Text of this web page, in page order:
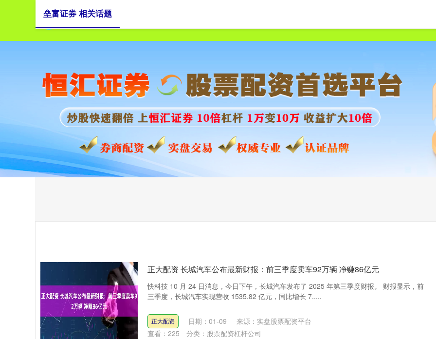
垒富证券 相关话题
正大配资 长城汽车公布最新财报：前三季度卖车92万辆 净赚86亿元
快科技 10 月 24 日消息，今日下午，长城汽车发布了 2025 年第三季度财报。 财报显示，前
三季度，长城汽车实现营收 1535.82 亿元，同比增长 7.....
正大配资 日期：01-09
来源：实盘股票配资平台
查看： 225 分类： 股票配资杠杆公司